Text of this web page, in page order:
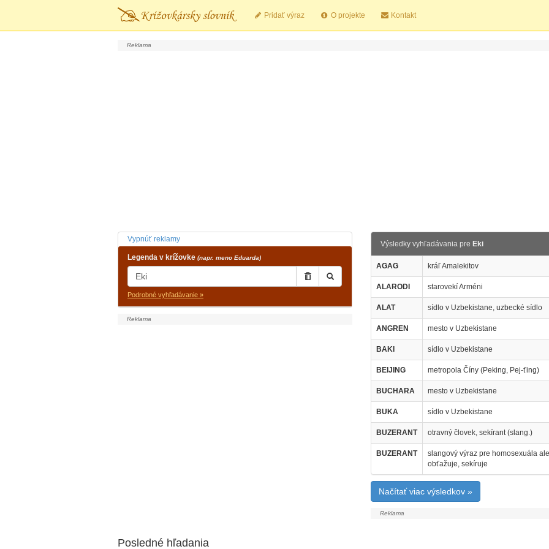
Pridať výraz O projekte Kontakt
Vypnúť reklamy
Legenda v krížovke (napr. meno Eduarda)
Podrobné vyhľadávanie »
Výsledky vyhľadávania pre Eki
AGAG kráľ Amalekitov
ALARODI starovekí Arméni
ALAT sídlo v Uzbekistane, uzbecké sídlo
ANGREN mesto v Uzbekistane
BAKI sídlo v Uzbekistane
BEIJING metropola Číny (Peking, Pej-ťing)
BUCHARA mesto v Uzbekistane
BUKA sídlo v Uzbekistane
BUZERANT otravný človek, sekírant (slang.)
BUZERANT
slangový výraz pre homosexuála
obťažuje, sekíruje
Načítať viac výsledkov »
Posledné hľadania